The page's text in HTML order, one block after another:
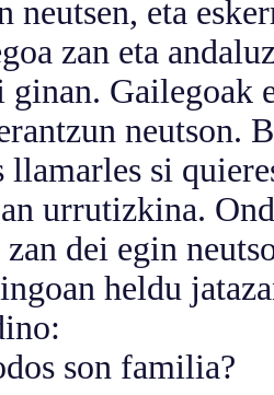
neutsen, eta
zan eta
ginan.
neutson.
si quieres,
dei egin
heldu
son familia?